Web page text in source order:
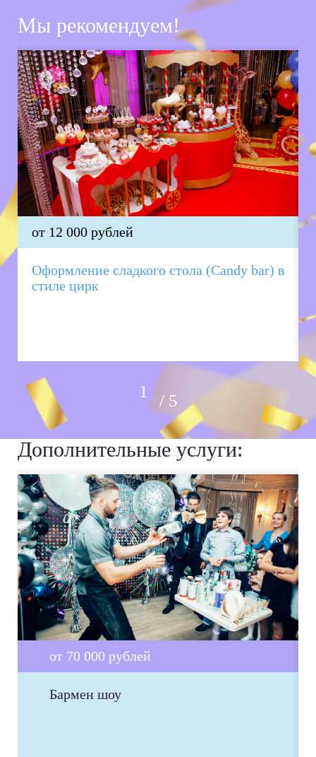
Мы рекомендуем!
от 12 000 рублей
Оформление сладкого стола (Candy bar) в
стиле цирк
5
Дополнительные услуги:
от 70 000 рублей
Бармен шоу